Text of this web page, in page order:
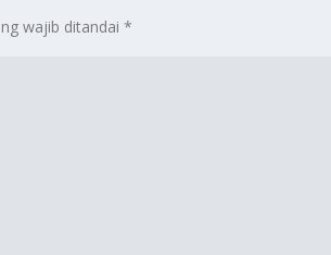
wajib ditandai*